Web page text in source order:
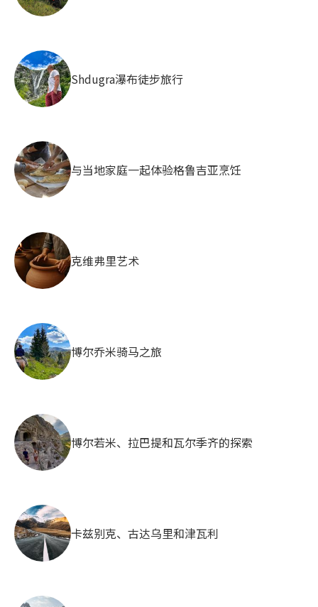
Shdugra瀑布徒步旅行
与当地家庭一起体验格鲁吉亚烹饪
克维弗里艺术
博尔乔米骑马之旅
博尔若米、拉巴提和瓦尔季齐的探索
卡兹别克、古达乌里和津瓦利